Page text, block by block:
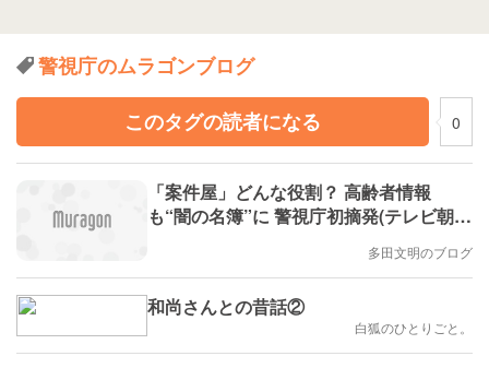
警視庁のムラゴンブログ
このタグの読者になる
0
「案件屋」どんな役割？ 高齢者情報
も“闇の名簿”に 警視庁初摘発(テレビ朝日
多田文明のブログ
和尚さんとの昔話②
白狐のひとりごと。